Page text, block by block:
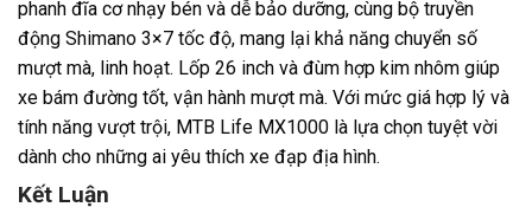
phanh đĩa cơ nhạy bén và dễ bảo dưỡng, cùng bộ truyền
động Shimano 3×7 tốc độ, mang lại khả năng chuyển số
mượt mà, linh hoạt. Lốp 26 inch và đùm hợp kim nhôm giúp
xe bám đường tốt, vận hành mượt mà. Với mức giá hợp lý và
tính năng vượt trội, MTB Life MX1000 là lựa chọn tuyệt vời
dành cho những ai yêu thích xe đạp địa hình.
Kết Luận